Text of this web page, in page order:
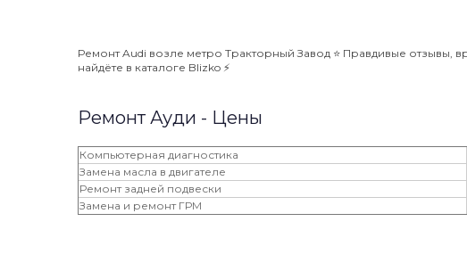
Ремонт Audi возле метро Тракторный Завод ⭐️ Правдивые
найдёте в каталоге Blizko ⚡️
Ремонт Ауди - Цены
Компьютерная диагностика
Замена масла в двигателе
Ремонт задней подвески
Замена и ремонт ГРМ